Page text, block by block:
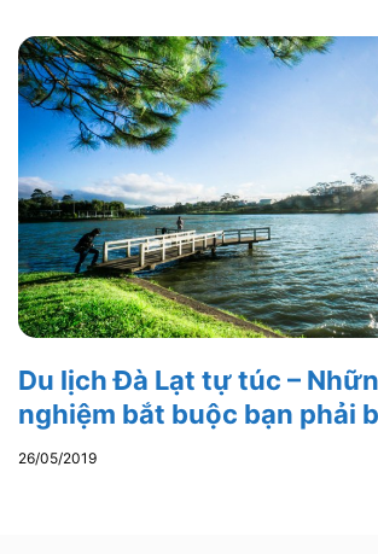
Du lịch Đà Lạt tự túc –
nghiệm bắt buộc bạn phải
26/05/2019